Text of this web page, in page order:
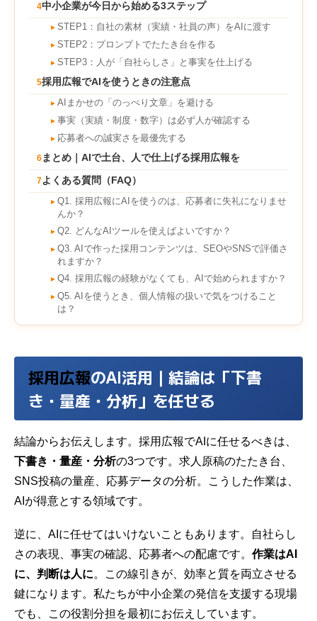
4中小企業が今日から始める3ステップ
► STEP1：自社の素材（実績・社員の声）をAIに渡す
► STEP2：プロンプトでたたき台を作る
► STEP3：人が「自社らしさ」と事実を仕上げる
5採用広報でAIを使うときの注意点
► AIまかせの「のっぺり文章」を避ける
► 事実（実績・制度・数字）は必ず人が確認する
► 応募者への誠実さを最優先する
6まとめ｜AIで土台、人で仕上げる採用広報を
7よくある質問（FAQ）
► Q1. 採用広報にAIを使うのは、応募者に失礼になりませ
んか？
► Q2. どんなAIツールを使えばよいですか？
► Q3. AIで作った採用コンテンツは、SEOやSNSで評価さ
れますか？
► Q4. 採用広報の経験がなくても、AIで始められますか？
► Q5. AIを使うとき、個人情報の扱いで気をつけること
は？
採用広報のAI活用｜結論は「下書
き・量産・分析」を任せる
結論からお伝えします。採用広報でAIに任せるべきは、
下書き・量産・分析の3つです。求人原稿のたたき台、
SNS投稿の量産、応募データの分析。こうした作業は、
AIが得意とする領域です。
逆に、AIに任せてはいけないこともあります。自社らし
さの表現、事実の確認、応募者への配慮です。 作業はAI
に、判断は人に。この線引きが、効率と質を両立させる
鍵になります。私たちが中小企業の発信を支援する現場
でも、この役割分担を最初にお伝えしています。